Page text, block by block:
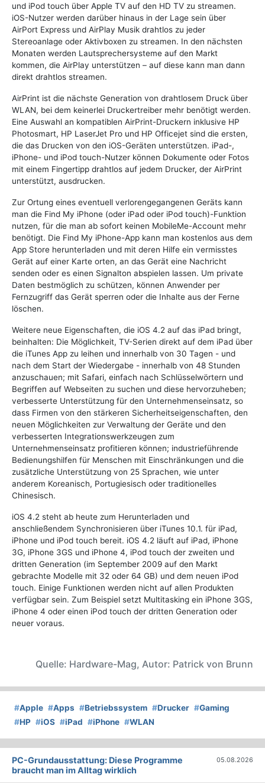
und iPod touch über Apple TV auf den HD TV zu streamen.
iOS-Nutzer werden darüber hinaus in der Lage sein über
AirPort Express und AirPlay Musik drahtlos zu jeder
Stereoanlage oder Aktivboxen zu streamen. In den nächsten
Monaten werden Lautsprechersysteme auf den Markt
kommen, die AirPlay unterstützen – auf diese kann man dann
direkt drahtlos streamen.
AirPrint ist die nächste Generation von drahtlosem Druck über
WLAN, bei dem keinerlei Druckertreiber mehr benötigt werden.
Eine Auswahl an kompatiblen AirPrint-Druckern inklusive HP
Photosmart, HP LaserJet Pro und HP Officejet sind die ersten,
die das Drucken von den iOS-Geräten unterstützen. iPad-,
iPhone- und iPod touch-Nutzer können Dokumente oder Fotos
mit einem Fingertipp drahtlos auf jedem Drucker, der AirPrint
unterstützt, ausdrucken.
Zur Ortung eines eventuell verlorengegangenen Geräts kann
man die Find My iPhone (oder iPad oder iPod touch)-Funktion
nutzen, für die man ab sofort keinen MobileMe-Account mehr
benötigt. Die Find My iPhone-App kann man kostenlos aus dem
App Store herunterladen und mit deren Hilfe ein vermisstes
Gerät auf einer Karte orten, an das Gerät eine Nachricht
senden oder es einen Signalton abspielen lassen. Um private
Daten bestmöglich zu schützen, können Anwender per
Fernzugriff das Gerät sperren oder die Inhalte aus der Ferne
löschen.
Weitere neue Eigenschaften, die iOS 4.2 auf das iPad bringt,
beinhalten: Die Möglichkeit, TV-Serien direkt auf dem iPad über
die iTunes App zu leihen und innerhalb von 30 Tagen - und
nach dem Start der Wiedergabe - innerhalb von 48 Stunden
anzuschauen; mit Safari, einfach nach Schlüsselwörtern und
Begriffen auf Webseiten zu suchen und diese hervorzuheben;
verbesserte Unterstützung für den Unternehmenseinsatz, so
dass Firmen von den stärkeren Sicherheitseigenschaften, den
neuen Möglichkeiten zur Verwaltung der Geräte und den
verbesserten Integrationswerkzeugen zum
Unternehmenseinsatz profitieren können; industrieführende
Bedienungshilfen für Menschen mit Einschränkungen und die
zusätzliche Unterstützung von 25 Sprachen, wie unter
anderem Koreanisch, Portugiesisch oder traditionelles
Chinesisch.
iOS 4.2 steht ab heute zum Herunterladen und
anschließendem Synchronisieren über iTunes 10.1. für iPad,
iPhone und iPod touch bereit. iOS 4.2 läuft auf iPad, iPhone
3G, iPhone 3GS und iPhone 4, iPod touch der zweiten und
dritten Generation (im September 2009 auf den Markt
gebrachte Modelle mit 32 oder 64 GB) und dem neuen iPod
touch. Einige Funktionen werden nicht auf allen Produkten
verfügbar sein. Zum Beispiel setzt Multitasking ein iPhone 3GS,
iPhone 4 oder einen iPod touch der dritten Generation oder
neuer voraus.
Quelle: Hardware-Mag, Autor: Patrick von Brunn
#Apple #Apps #Betriebssystem #Drucker #Gaming
#HP #iOS #iPad #iPhone #WLAN
PC-Grundausstattung: Diese Programme
braucht man im Alltag wirklich
05.08.2026